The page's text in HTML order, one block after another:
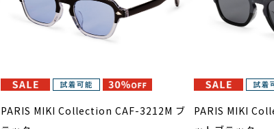
PARIS MIKI Collection CAF-3212M ブ
PARIS MIKI